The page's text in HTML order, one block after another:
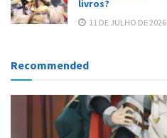
livros?
11 DE JULHO DE 2026
Recommended